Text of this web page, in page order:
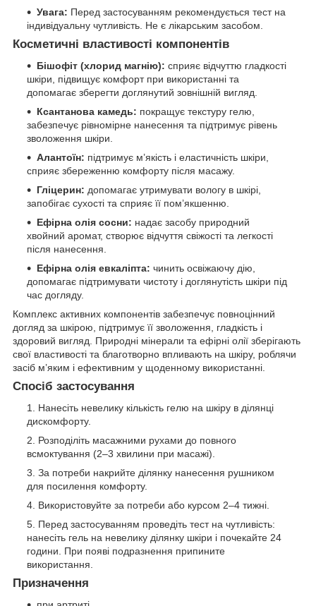
Увага: Перед застосуванням рекомендується тест на
індивідуальну чутливість. Не є лікарським засобом.
Косметичні властивості компонентів
Бішофіт (хлорид магнію): сприяє відчуттю гладкості
шкіри, підвищує комфорт при використанні та
допомагає зберегти доглянутий зовнішній вигляд.
Ксантанова камедь: покращує текстуру гелю,
забезпечує рівномірне нанесення та підтримує рівень
зволоження шкіри.
Алантоїн: підтримує м’якість і еластичність шкіри,
сприяє збереженню комфорту після масажу.
Гліцерин: допомагає утримувати вологу в шкірі,
запобігає сухості та сприяє її пом’якшенню.
Ефірна олія сосни: надає засобу природний
хвойний аромат, створює відчуття свіжості та легкості
після нанесення.
Ефірна олія евкаліпта: чинить освіжаючу дію,
допомагає підтримувати чистоту і доглянутість шкіри під
час догляду.
Комплекс активних компонентів забезпечує повноцінний
догляд за шкірою, підтримує її зволоження, гладкість і
здоровий вигляд. Природні мінерали та ефірні олії зберігають
свої властивості та благотворно впливають на шкіру, роблячи
засіб м’яким і ефективним у щоденному використанні.
Спосіб застосування
Нанесіть невелику кількість гелю на шкіру в ділянці
дискомфорту.
Розподіліть масажними рухами до повного
всмоктування (2–3 хвилини при масажі).
За потреби накрийте ділянку нанесення рушником
для посилення комфорту.
Використовуйте за потреби або курсом 2–4 тижні.
Перед застосуванням проведіть тест на чутливість:
нанесіть гель на невелику ділянку шкіри і почекайте 24
години. При появі подразнення припините
використання.
Призначення